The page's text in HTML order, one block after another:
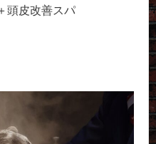
頭皮改善スパ